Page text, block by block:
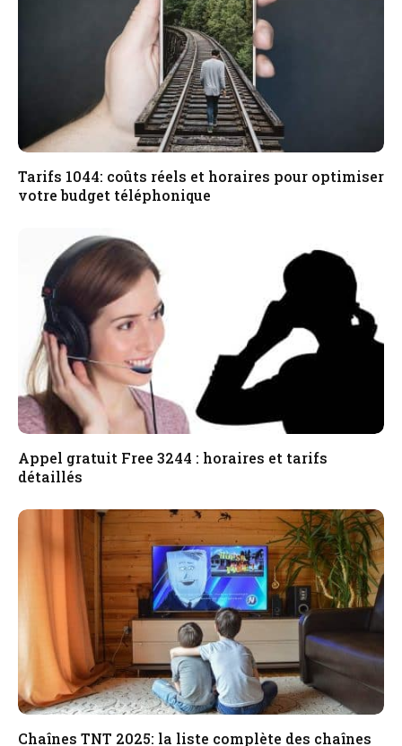
Tarifs 1044: coûts réels et horaires pour optimiser
votre budget téléphonique
Appel gratuit Free 3244 : horaires et tarifs
détaillés
Chaînes TNT 2025: la liste complète des chaînes